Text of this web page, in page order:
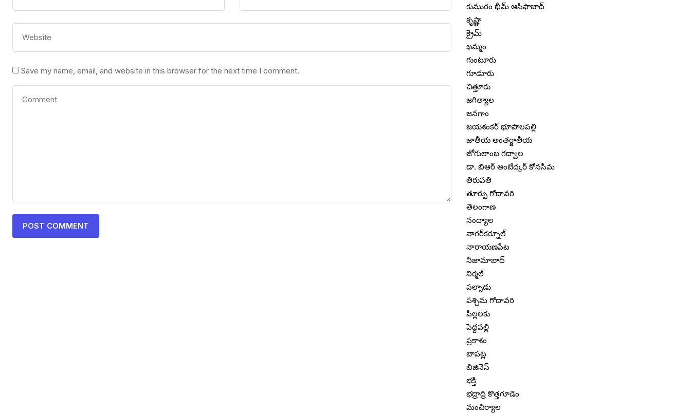
Save my name, email, and website in this browser for the next time I comment.
కుమురం భీమ్ ఆసిఫాబాద్
కృష్ణా
క్రైమ్
ఖమ్మం
గుంటూరు
గూడూరు
చిత్తూరు
జగిత్యాల
జనగాం
జయశంకర్ భూపాలపల్లి
జాతీయ అంతర్జాతీయ
జోగులాంబ గద్వాల
డా. బిఆర్ అంబేద్కర్ కోనసీమ
తిరుపతి
తూర్పు గోదావరి
తెలంగాణ
నంద్యాల
నాగర్‌కర్నూల్
నారాయణపేట
నిజామాబాద్
నిర్మల్
పల్నాడు
పశ్చిమ గోదావరి
పిల్లలకు
పెద్దపల్లి
ప్రకాశం
బాపట్ల
బిజినెస్
భక్తి
భద్రాద్రి కొత్తగూడెం
మంచిర్యాల